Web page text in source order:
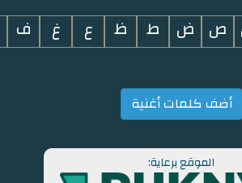
ص ض ط ظ ع غ ف
أضف كلمات أغنية
الموقع برعاية: